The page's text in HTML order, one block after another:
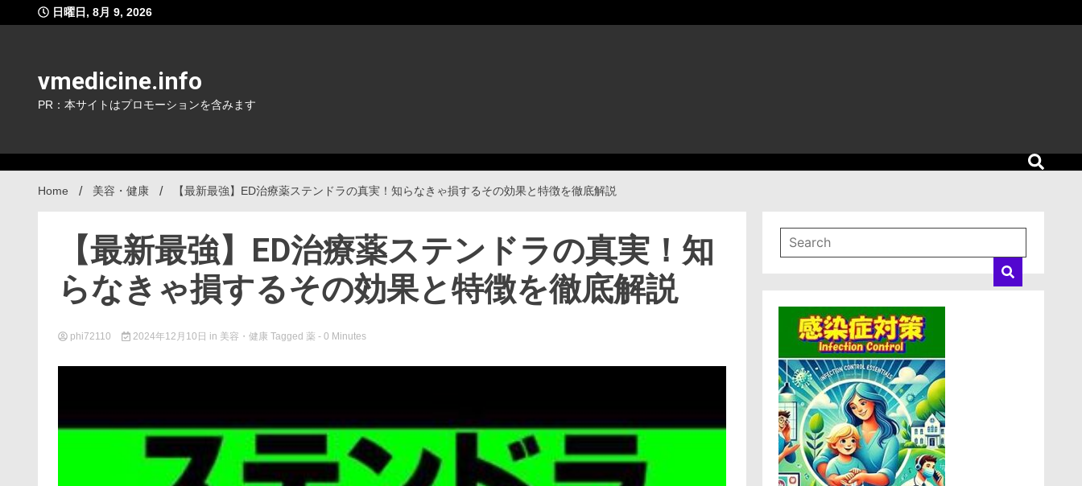
to
日曜日, 8月 9, 2026
vmedicine.info
PR：本サイトはプロモーションを含みます
Home 美容・健康 【最新最強】ED治療薬ステンドラの真実！知らなきゃ損するその効果と特徴を徹底解説
【最新最強】ED治療薬ステンドラの真実！知
らなきゃ損するその効果と特徴を徹底解説
phi72110 2024年12月10日 in 美容・健康 Tagged 薬 - 0 Minutes